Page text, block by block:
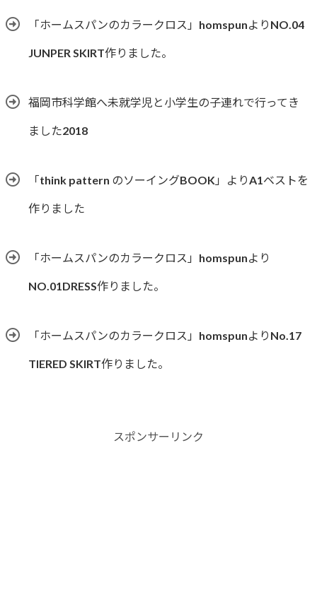
「ホームスパンのカラークロス」homspunよりNO.04
JUNPER SKIRT作りました。
福岡市科学館へ未就学児と小学生の子連れで行ってき
ました2018
「think pattern のソーイングBOOK」よりA1ベストを
作りました
「ホームスパンのカラークロス」homspunより
NO.01DRESS作りました。
「ホームスパンのカラークロス」homspunよりNo.17
TIERED SKIRT作りました。
スポンサーリンク